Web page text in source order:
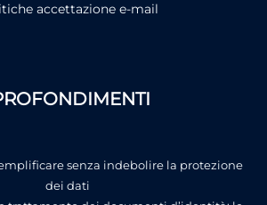
accettazione e-mail
senza indebolire la protezione
dei dati